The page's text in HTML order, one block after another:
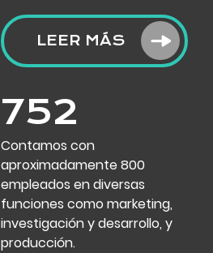
LEER MÁS
800
Contamos con
aproximadamente 800
empleados en diversas
funciones como marketing,
investigación y desarrollo, y
producción.